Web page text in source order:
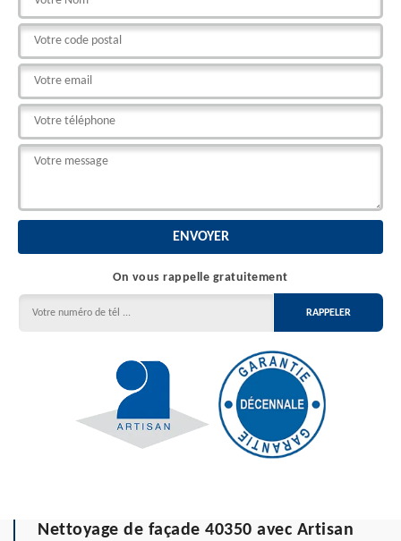
On vous rappelle gratuitement
Nettoyage de façade 40350 avec Artisan